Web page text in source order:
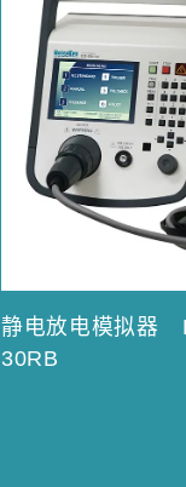
静电放电模拟器
30RB